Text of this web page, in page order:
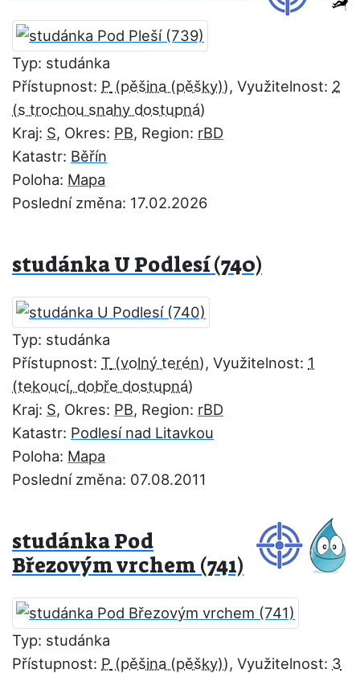
Typ: studánka
Přístupnost: P , Využitelnost: 2
Kraj: S, Okres: PB, Region: rBD
Katastr: Běřín
Poloha: Mapa
Poslední změna: 17.02.2026
studánka U Podlesí (740)
Typ: studánka
Přístupnost: T , Využitelnost: 1
Kraj: S, Okres: PB, Region: rBD
Katastr: Podlesí nad Litavkou
Poloha: Mapa
Poslední změna: 07.08.2011
studánka Pod
Březovým vrchem (741)
Typ: studánka
Přístupnost: P , Využitelnost: 3